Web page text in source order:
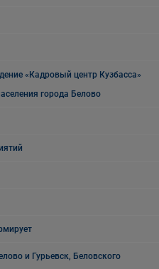
«Кадровый центр Кузбасса»
города Белово
и Гурьевск, Беловского